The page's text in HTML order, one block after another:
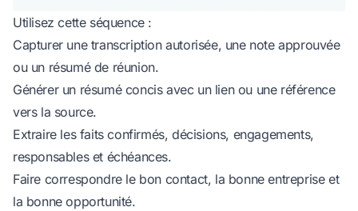
Utilisez cette séquence :
Capturer une transcription autorisée, une note approuvée
ou un résumé de réunion.
Générer un résumé concis avec un lien ou une référence
vers la source.
Extraire les faits confirmés, décisions, engagements,
responsables et échéances.
Faire correspondre le bon contact, la bonne entreprise et
la bonne opportunité.